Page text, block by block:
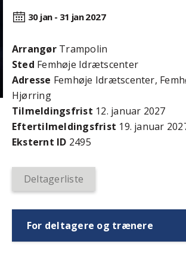
30 jan - 31 jan2027
ArrangørTrampolin
Sted Femhøje Idrætscenter
Adresse Femhøje Idrætscenter,
Hjørring
Tilmeldingsfrist 12. januar 2027
Efter­tilmeldings­frist 19. januar
Eksternt ID 2495
Deltagerliste
For deltagere og trænere